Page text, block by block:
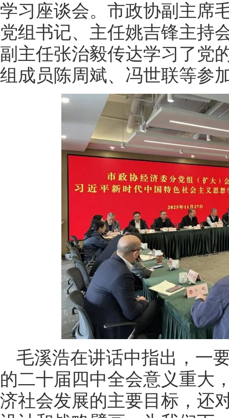
学习座谈会。市政协副主席
党组书记、主任姚吉锋主持
副主任张治毅传达学习了党
组成员陈周斌、冯世联等参
毛溪浩在讲话中指出，一
的二十届四中全会意义重大
济社会发展的主要目标，还